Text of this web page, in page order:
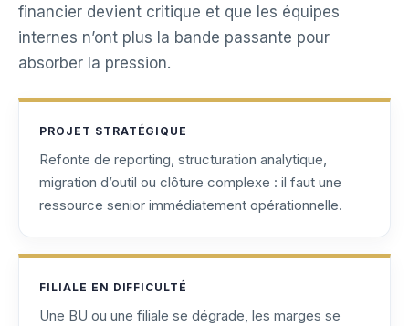
financier devient critique et que les équipes
internes n’ont plus la bande passante pour
absorber la pression.
PROJET STRATÉGIQUE
Refonte de reporting, structuration analytique,
migration d’outil ou clôture complexe : il faut une
ressource senior immédiatement opérationnelle.
FILIALE EN DIFFICULTÉ
Une BU ou une filiale se dégrade, les marges se